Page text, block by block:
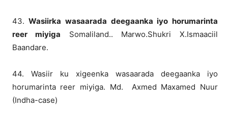
43.Wasiirka wasaarada deegaanka iyo horumarinta
reer miyiga Somaliland.. Marwo.Shukri X.Ismaaciil
Baandare.
44. Wasiir ku xigeenka wasaarada deegaanka iyo
horumarinta reer miyiga. Md. Axmed Maxamed Nuur
(Indha-case)